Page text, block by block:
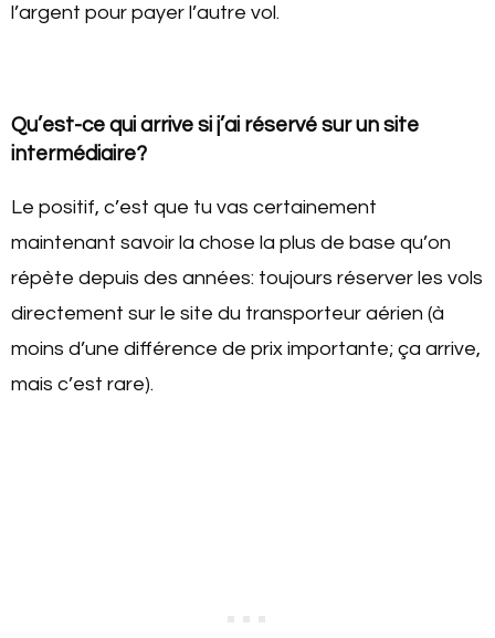
l’argent pour payer l’autre vol.
Qu’est-ce qui arrive si j’ai réservé sur un site
intermédiaire?
Le positif, c’est que tu vas certainement
maintenant savoir la chose la plus de base qu’on
répète depuis des années: toujours réserver les vols
directement sur le site du transporteur aérien (à
moins d’une différence de prix importante; ça arrive,
mais c’est rare).